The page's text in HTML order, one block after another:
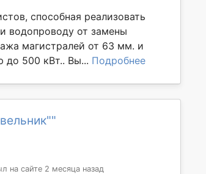
способная реализовать
водопроводу от замены
магистралей от 63 мм. и
до 500 кВт.. Вы... Подробнее
на сайте 2 месяца назад